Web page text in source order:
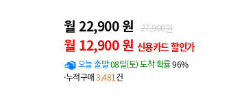
월 22,900 원 27,900원
월 12,900 원 신용카드 할인가
오늘 출발08일(토) 도착 확률96%
·누적구매3,481건